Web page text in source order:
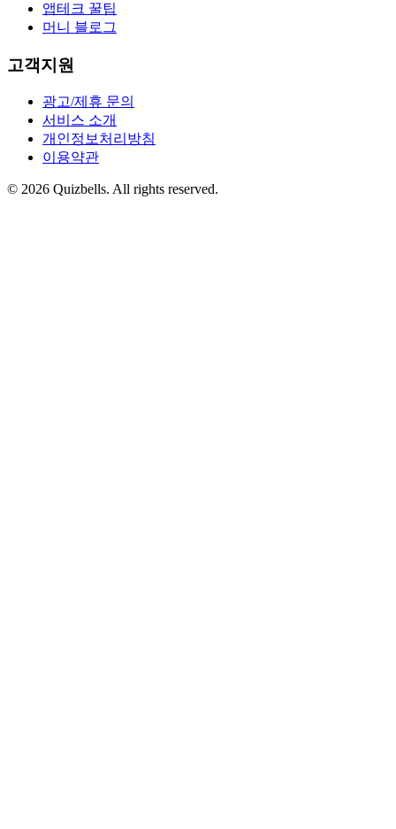
앱테크 꿀팁
머니 블로그
고객지원
광고/제휴 문의
서비스 소개
개인정보처리방침
이용약관
© 2026 Quizbells. All rights reserved.